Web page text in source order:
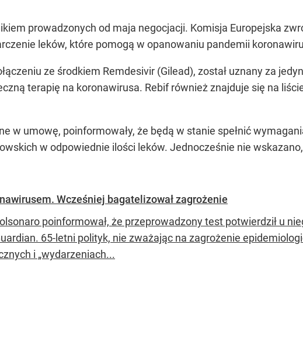
prowadzonych od maja negocjacji. Komisja Europejska
leków, które pomogą w opanowaniu pandemii
ze środkiem Remdesivir (Gilead), został uznany za
terapię na koronawirusa. Rebif również znajduje się na
w umowę, poinformowały, że będą w stanie spełnić
w odpowiednie ilości leków. Jednocześnie nie
Wcześniej bagatelizował zagrożenie
poinformował, że przeprowadzony test potwierdził u
65-letni polityk, nie zważając na zagrożenie
i „wydarzeniach...